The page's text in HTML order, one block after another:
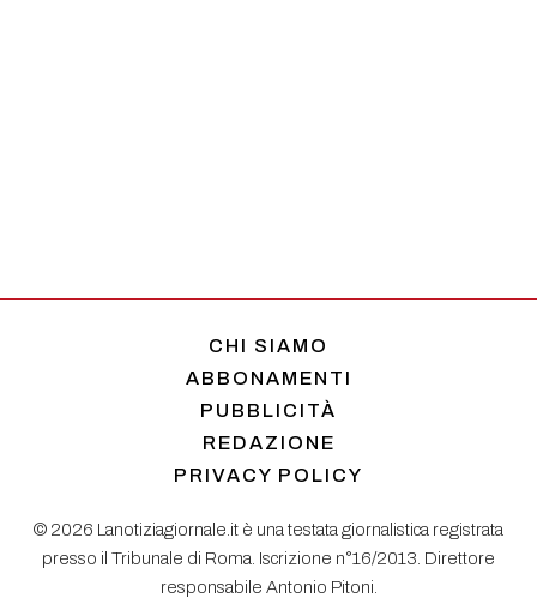
CHI SIAMO
ABBONAMENTI
PUBBLICITÀ
REDAZIONE
PRIVACY POLICY
© 2026 Lanotiziagiornale.it è una testata giornalistica registrata
presso il Tribunale di Roma. Iscrizione n°16/2013. Direttore
responsabile Antonio Pitoni.